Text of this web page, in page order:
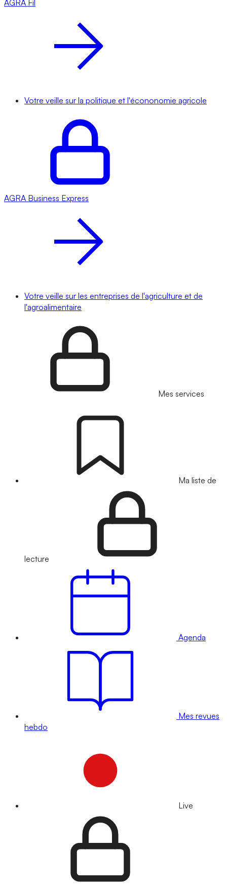
AGRA Fil
Votre veille sur la politique et l'écononomie agricole
AGRA Business Express
Votre veille sur les entreprises de l'agriculture et de
l'agroalimentaire
Mes services
Ma liste de
lecture
Agenda
Mes revues
hebdo
Live